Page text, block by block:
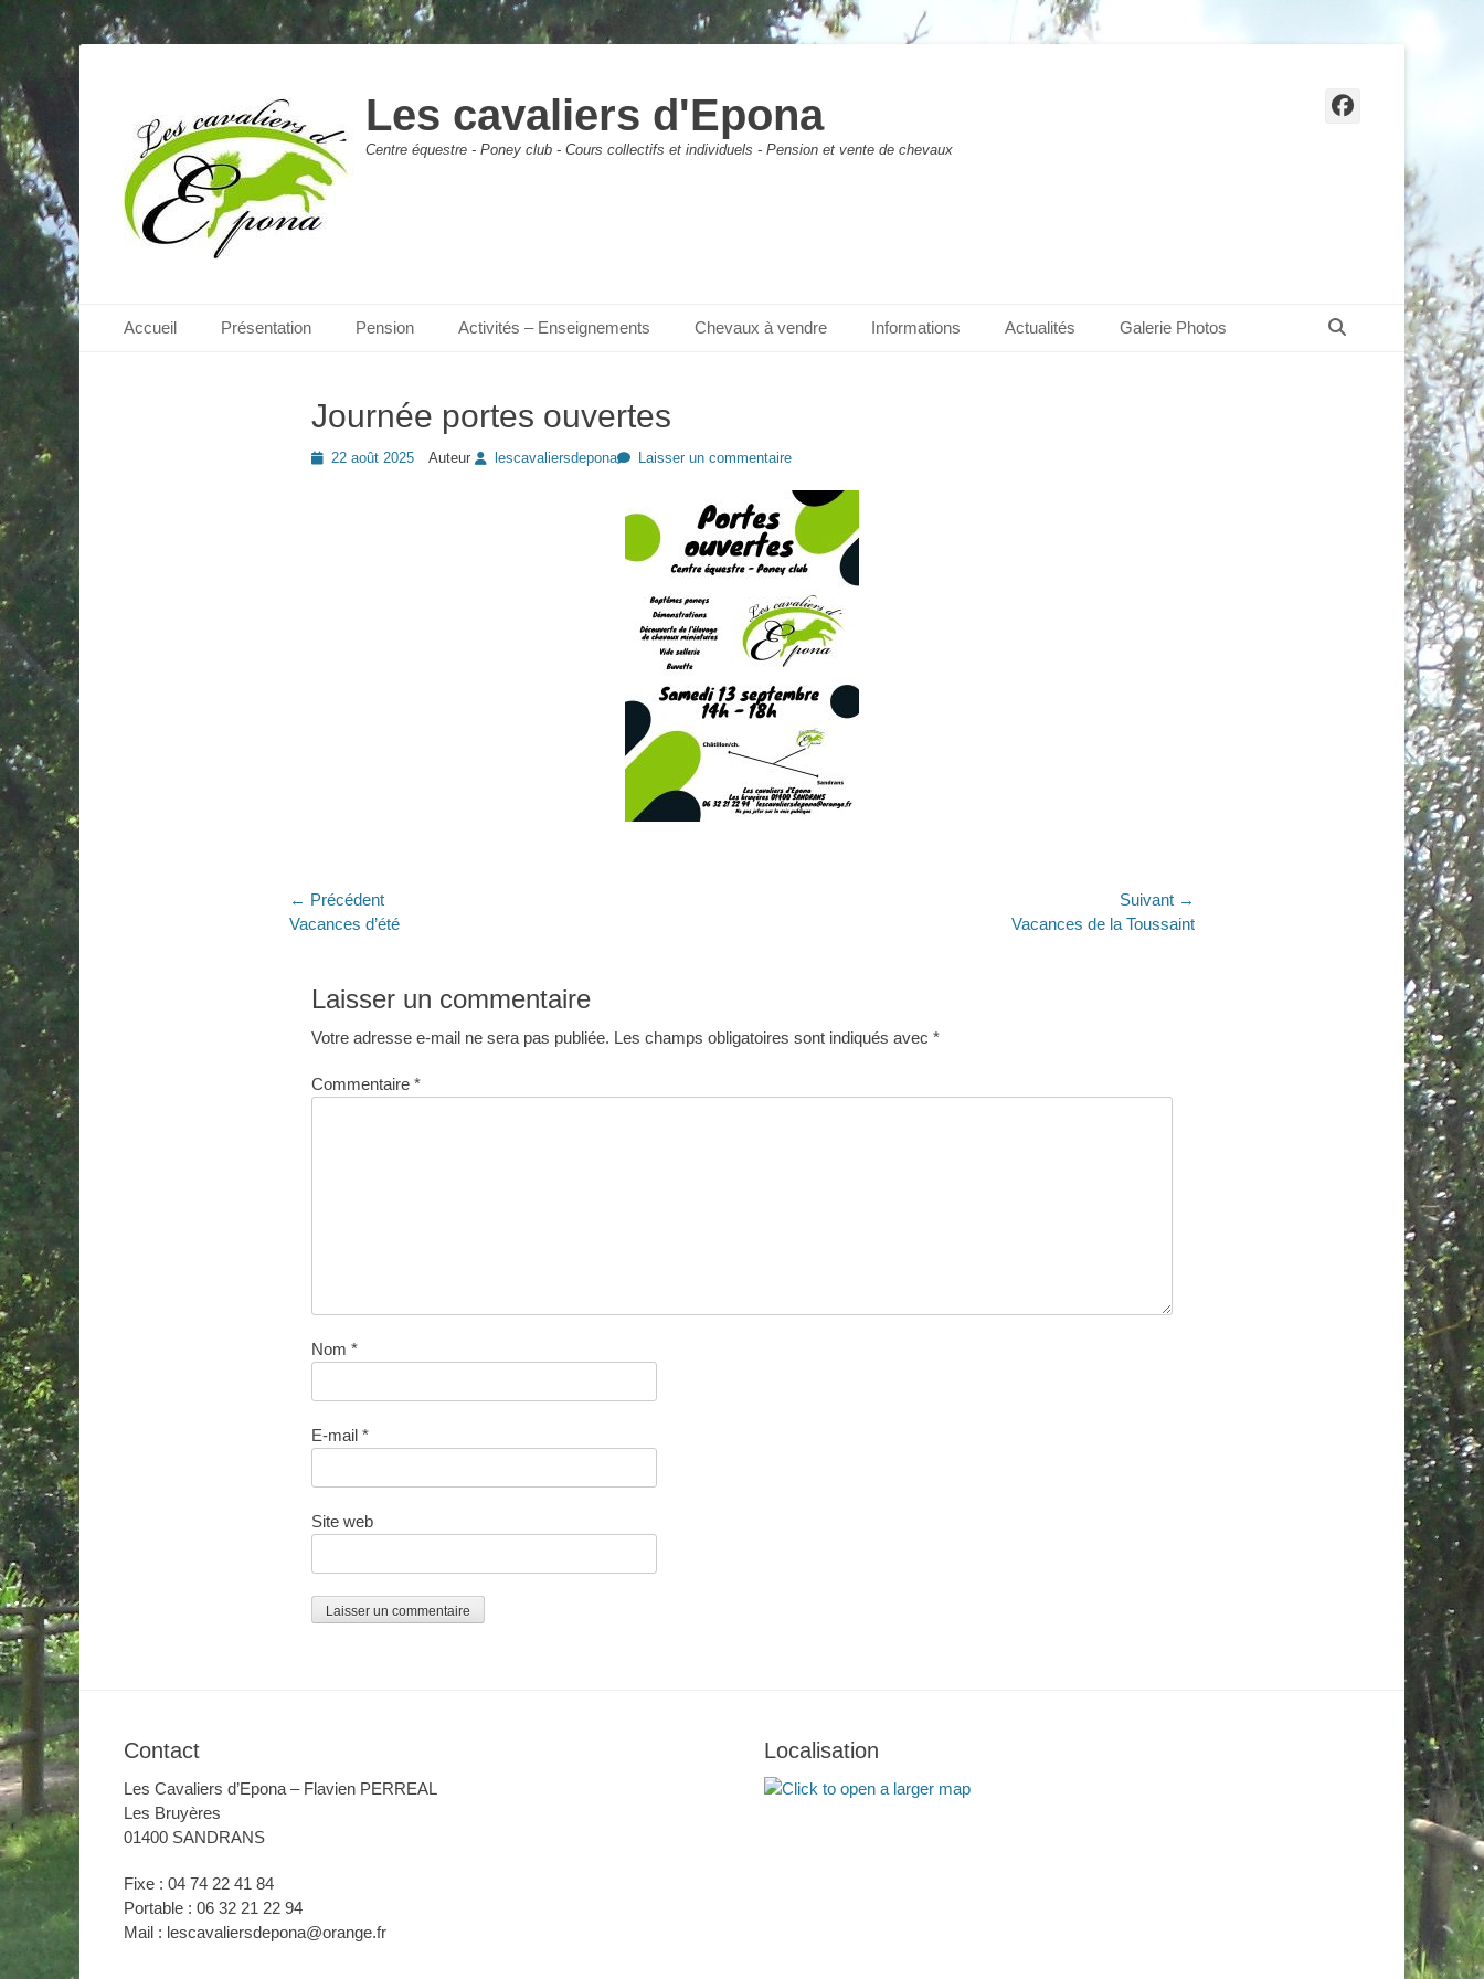
Les cavaliers d'Epona
Centre équestre - Poney club - Cours collectifs et individuels - Pension et vente de chevaux
Facebook
Menu principal
Accueil Présentation Pension Activités – Enseignements Chevaux à vendre Informations Actualités Galerie Photos
Recherche
Journée portes ouvertes
Posted22 août 2025 Auteur lescavaliersdepona Laisser un commentaire
Navigation
de
← Précédent
Article
Vacances d’été
Suivant →
Vacances de la Toussaint
Laisser un commentaire
Votre adresse e-mail ne sera pas publiée. Les champs obligatoires sont indiqués avec *
Commentaire *
Nom *
E-mail *
Site web
Contact
Les Cavaliers d’Epona – Flavien PERREAL
Les Bruyères
01400 SANDRANS
Fixe : 04 74 22 41 84
Portable : 06 32 21 22 94
Mail : lescavaliersdepona@orange.fr
Localisation